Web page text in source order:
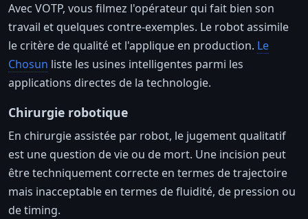
Avec VOTP, vous filmez l'opérateur qui fait bien son
travail et quelques contre-exemples. Le robot assimile
le critère de qualité et l'applique en production. Le
Chosun liste les usines intelligentes parmi les
applications directes de la technologie.
Chirurgie robotique
En chirurgie assistée par robot, le jugement qualitatif
est une question de vie ou de mort. Une incision peut
être techniquement correcte en termes de trajectoire
mais inacceptable en termes de fluidité, de pression ou
de timing.